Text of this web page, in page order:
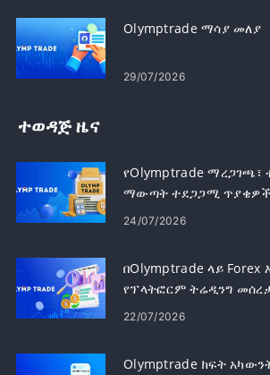
Olymptrade ማሳያ መለያ
29/07/2026
ተወዳጅ ዜና
የOlymptrade
ማውጣት ተደጋጋሚ ጥያቄዎች
24/07/2026
በOlymptrade ላይ Forex
የፕላትፎርም ትሬዲንግ
22/07/2026
Olymptrade ክፍት